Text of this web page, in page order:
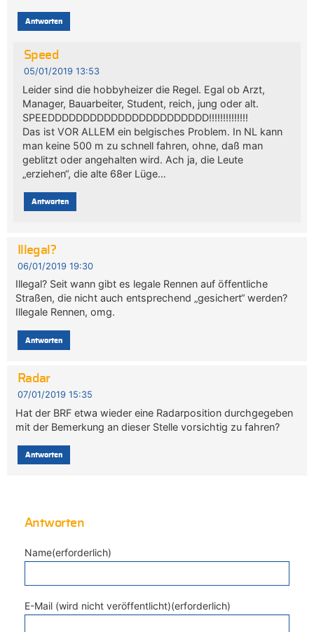
Antworten
Speed
05/01/2019 13:53
Leider sind die hobbyheizer die Regel. Egal ob Arzt,
Manager, Bauarbeiter, Student, reich, jung oder alt.
SPEEDDDDDDDDDDDDDDDDDDDDDDD!!!!!!!!!!!!!!
Das ist VOR ALLEM ein belgisches Problem. In NL kann
man keine 500 m zu schnell fahren, ohne, daß man
geblitzt oder angehalten wird. Ach ja, die Leute
„erziehen“, die alte 68er Lüge…
Antworten
Illegal?
06/01/2019 19:30
Illegal? Seit wann gibt es legale Rennen auf öffentliche
Straßen, die nicht auch entsprechend „gesichert“ werden?
Illegale Rennen, omg.
Antworten
Radar
07/01/2019 15:35
Hat der BRF etwa wieder eine Radarposition durchgegeben
mit der Bemerkung an dieser Stelle vorsichtig zu fahren?
Antworten
Antworten
Name(erforderlich)
E-Mail (wird nicht veröffentlicht)(erforderlich)